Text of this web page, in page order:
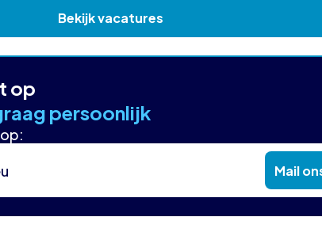
Bekijk vacatures
op
persoonlijk
Mail